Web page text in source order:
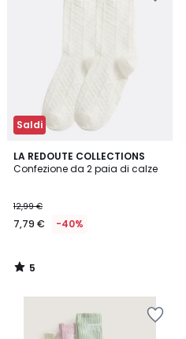
Saldi
LA REDOUTE COLLECTIONS
Confezione da 2 paia di calze
12,99 €
7,79 € -40%
5
/
5
/